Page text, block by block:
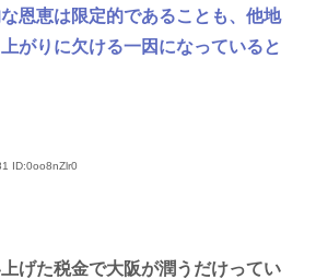
恩恵は限定的であることも、他地
がりに欠ける一因になっていると
ID:0oo8nZlr0
げた税金で大阪が潤うだけってい